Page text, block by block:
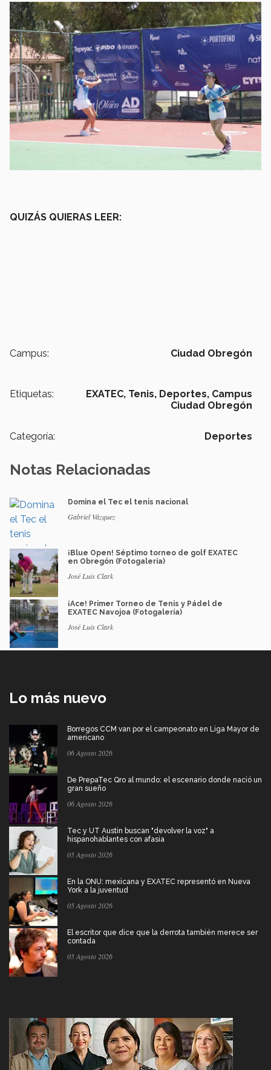
QUIZÁS QUIERAS LEER:
Campus: Ciudad Obregón
Etiquetas: EXATEC, Tenis, Deportes, Campus
Ciudad Obregón
Categoría: Deportes
Notas Relacionadas
Domina el Tec el tenis nacional
Gabriel Vázquez
¡Blue Open! Séptimo torneo de golf EXATEC
en Obregón (Fotogalería)
José Luis Clark
¡Ace! Primer Torneo de Tenis y Pádel de
EXATEC Navojoa (Fotogalería)
José Luis Clark
Lo más nuevo
Borregos CCM van por el campeonato en Liga Mayor de
americano
06 Agosto 2026
De PrepaTec Qro al mundo: el escenario donde nació un
gran sueño
06 Agosto 2026
Tec y UT Austin buscan "devolver la voz" a
hispanohablantes con afasia
05 Agosto 2026
En la ONU: mexicana y EXATEC representó en Nueva
York a la juventud
05 Agosto 2026
El escritor que dice que la derrota también merece ser
contada
05 Agosto 2026